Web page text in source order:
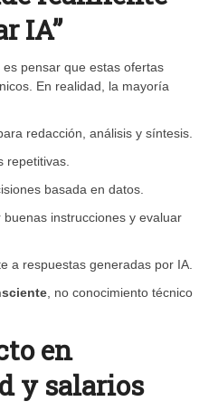
IA”
pensar que estas ofertas
En realidad, la mayoría
redacción, análisis y síntesis.
repetitivas.
basada en datos.
instrucciones y evaluar
a respuestas generadas por IA.
, no conocimiento técnico
en
y salarios